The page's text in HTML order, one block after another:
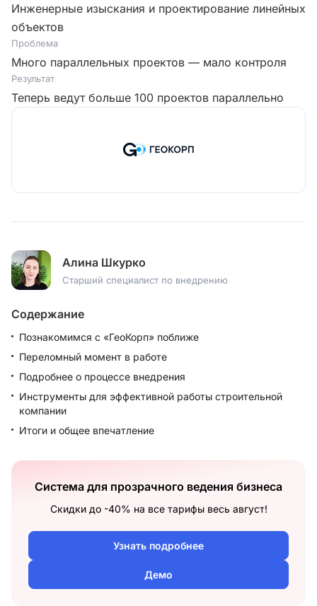
Инженерные изыскания и проектирование линейных
объектов
Проблема
Много параллельных проектов — мало контроля
Результат
Теперь ведут больше 100 проектов параллельно
Алина Шкурко
Старший специалист по внедрению
Содержание
Познакомимся с «ГеоКорп» поближе
Переломный момент в работе
Подробнее о процессе внедрения
Инструменты для эффективной работы строительной
компании
Итоги и общее впечатление
Система для прозрачного ведения бизнеса
Скидки до -40% на все тарифы весь август!
Узнать подробнее
Демо